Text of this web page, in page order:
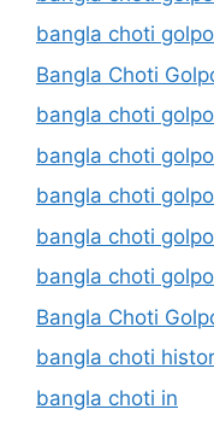
bangla choti
Bangla Choti
bangla choti
bangla choti
bangla choti
bangla choti
bangla choti
Bangla Choti
bangla choti
bangla choti in